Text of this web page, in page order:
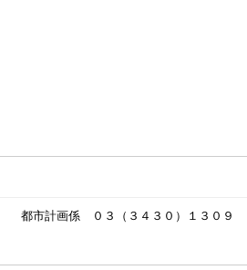
都市計画係 ０３（３４３０）１３０９